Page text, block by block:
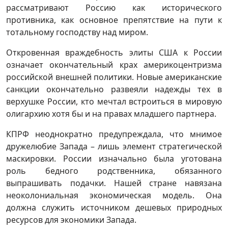
рассматривают Россию как исторического
противника, как основное препятствие на пути к
тотальному господству над миром.
Откровенная враждебность элиты США к России
означает окончательный крах америкоцентризма
российской внешней политики. Новые американские
санкции окончательно развеяли надежды тех в
верхушке России, кто мечтал встроиться в мировую
олигархию хотя бы и на правах младшего партнера.
КПРФ неоднократно предупреждала, что мнимое
дружелюбие Запада – лишь элемент стратегической
маскировки. России изначально была уготована
роль бедного родственника, обязанного
выпрашивать подачки. Нашей стране навязана
неоколониальная экономическая модель. Она
должна служить источником дешевых природных
ресурсов для экономики Запада.